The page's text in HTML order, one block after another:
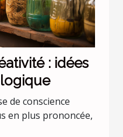
: idées
de conscience
en plus prononcée,